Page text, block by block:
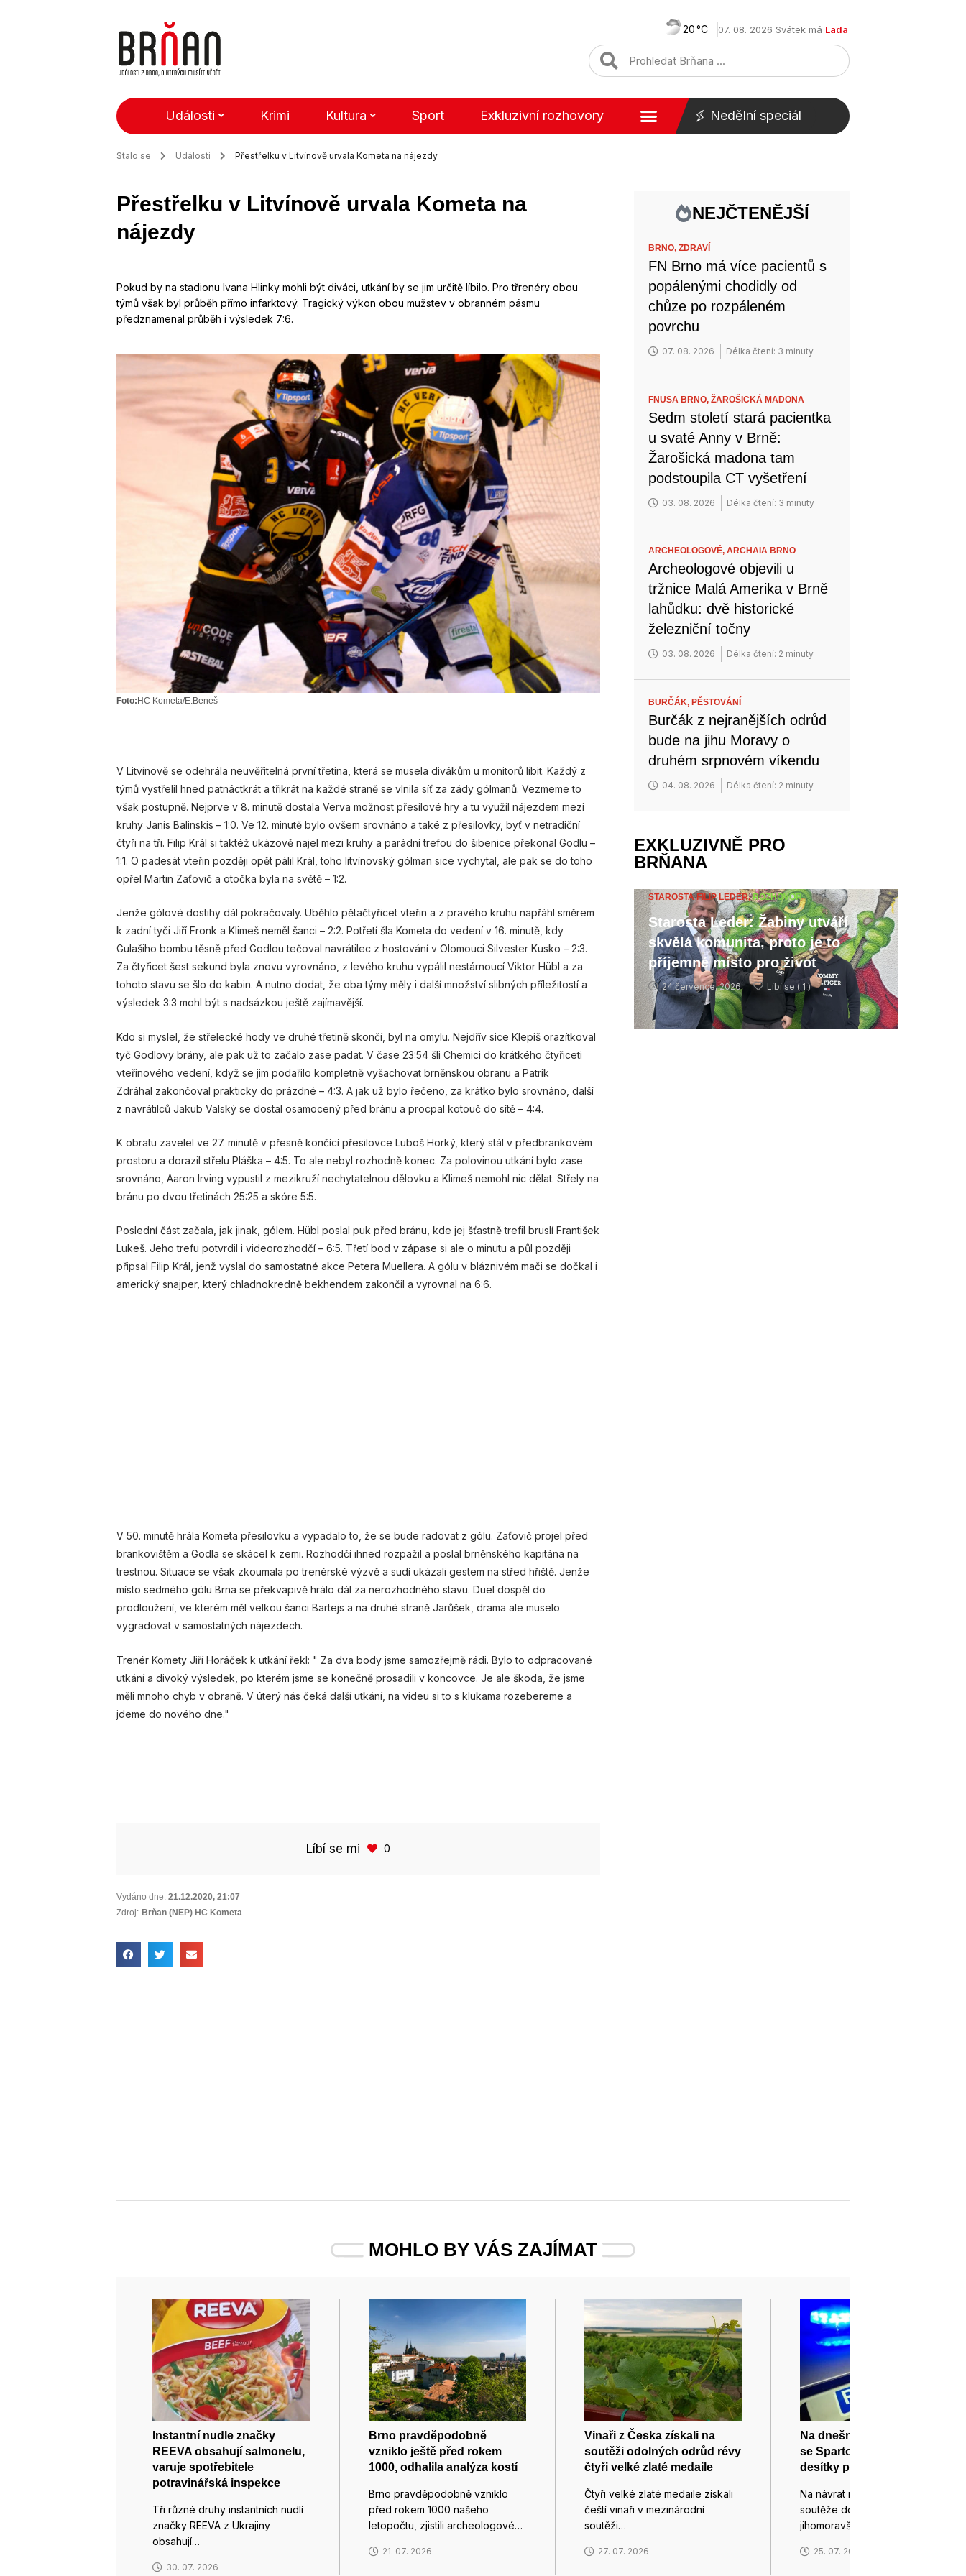
20 07. 08. 2026 Svátek má Lada
Události Krimi Kultura Sport Exkluzivní rozhovory Nedělní speciál
Stalo se Události Přestřelku v Litvínově urvala Kometa na nájezdy
Přestřelku v Litvínově urvala Kometa na
nájezdy
Pokud by na stadionu Ivana Hlinky mohli být diváci, utkání by se jim určitě líbilo. Pro třrenéry obou
týmů však byl průběh přímo infarktový. Tragický výkon obou mužstev v obranném pásmu
předznamenal průběh i výsledek 7:6.
Foto:HC Kometa/E.Beneš
V Litvínově se odehrála neuvěřitelná první třetina, která se musela divákům u monitorů líbit. Každý z
týmů vystřelil hned patnáctkrát a třikrát na každé straně se vlnila síť za zády gólmanů. Vezmeme to
však postupně. Nejprve v 8. minutě dostala Verva možnost přesilové hry a tu využil nájezdem mezi
kruhy Janis Balinskis – 1:0. Ve 12. minutě bylo ovšem srovnáno a také z přesilovky, byť v netradiční
čtyři na tři. Filip Král si taktéž ukázově najel mezi kruhy a parádní trefou do šibenice překonal Godlu –
1:1. O padesát vteřin později opět pálil Král, toho litvínovský gólman sice vychytal, ale pak se do toho
opřel Martin Zaťovič a otočka byla na světě – 1:2.
Jenže gólové dostihy dál pokračovaly. Uběhlo pětačtyřicet vteřin a z pravého kruhu napřáhl směrem
k zadní tyči Jiří Fronk a Klimeš neměl šanci – 2:2. Potřetí šla Kometa do vedení v 16. minutě, kdy
Gulašiho bombu těsně před Godlou tečoval navrátilec z hostování v Olomouci Silvester Kusko – 2:3.
Za čtyřicet šest sekund byla znovu vyrovnáno, z levého kruhu vypálil nestárnoucí Viktor Hübl a za
tohoto stavu se šlo do kabin. A nutno dodat, že oba týmy měly i další množství slibných příležitostí a
výsledek 3:3 mohl být s nadsázkou ještě zajímavější.
Kdo si myslel, že střelecké hody ve druhé třetině skončí, byl na omylu. Nejdřív sice Klepiš orazítkoval
tyč Godlovy brány, ale pak už to začalo zase padat. V čase 23:54 šli Chemici do krátkého čtyřiceti
vteřinového vedení, když se jim podařilo kompletně vyšachovat brněnskou obranu a Patrik
Zdráhal zakončoval prakticky do prázdné – 4:3. A jak už bylo řečeno, za krátko bylo srovnáno, další
z navrátilců Jakub Valský se dostal osamocený před bránu a procpal kotouč do sítě – 4:4.
K obratu zavelel ve 27. minutě v přesně končící přesilovce Luboš Horký, který stál v předbrankovém
prostoru a dorazil střelu Pláška – 4:5. To ale nebyl rozhodně konec. Za polovinou utkání bylo zase
srovnáno, Aaron Irving vypustil z mezikruží nechytatelnou dělovku a Klimeš nemohl nic dělat. Střely na
bránu po dvou třetinách 25:25 a skóre 5:5.
Poslední část začala, jak jinak, gólem. Hübl poslal puk před bránu, kde jej šťastně trefil bruslí František
Lukeš. Jeho trefu potvrdil i videorozhodčí – 6:5. Třetí bod v zápase si ale o minutu a půl později
připsal Filip Král, jenž vyslal do samostatné akce Petera Muellera. A gólu v bláznivém mači se dočkal i
americký snajper, který chladnokredně bekhendem zakončil a vyrovnal na 6:6.
V 50. minutě hrála Kometa přesilovku a vypadalo to, že se bude radovat z gólu. Zaťovič projel před
brankovištěm a Godla se skácel k zemi. Rozhodčí ihned rozpažil a poslal brněnského kapitána na
trestnou. Situace se však zkoumala po trenérské výzvě a sudí ukázali gestem na střed hřiště. Jenže
místo sedmého gólu Brna se překvapivě hrálo dál za nerozhodného stavu. Duel dospěl do
prodloužení, ve kterém měl velkou šanci Bartejs a na druhé straně Jarůšek, drama ale muselo
vygradovat v samostatných nájezdech.
Trenér Komety Jiří Horáček k utkání řekl: " Za dva body jsme samozřejmě rádi. Bylo to odpracované
utkání a divoký výsledek, po kterém jsme se konečně prosadili v koncovce. Je ale škoda, že jsme
měli mnoho chyb v obraně. V úterý nás čeká další utkání, na videu si to s klukama rozebereme a
jdeme do nového dne."
Líbí se mi 0
Vydáno dne: 21.12.2020, 21:07
Zdroj: Brňan (NEP) HC Kometa
NEJČTENĚJŠÍ
BRNO,ZDRAVÍ
FN Brno má více pacientů s
popálenými chodidly od
chůze po rozpáleném
povrchu
07. 08. 2026 Délka čtení: 3 minuty
FNUSA BRNO,ŽAROŠICKÁ MADONA
Sedm století stará pacientka
u svaté Anny v Brně:
Žarošická madona tam
podstoupila CT vyšetření
03. 08. 2026 Délka čtení: 3 minuty
ARCHEOLOGOVÉ,ARCHAIA BRNO
Archeologové objevili u
tržnice Malá Amerika v Brně
lahůdku: dvě historické
železniční točny
03. 08. 2026 Délka čtení: 2 minuty
BURČÁK,PĚSTOVÁNÍ
Burčák z nejranějších odrůd
bude na jihu Moravy o
druhém srpnovém víkendu
04. 08. 2026 Délka čtení: 2 minuty
EXKLUZIVNĚ PRO
BRŇANA
STAROSTA FILIP LEDER,ROZHOVOR
Starosta Leder: Žabiny utváří
skvělá komunita, proto je to
příjemné místo pro život
24 července, 2026 Líbí se ( 1 )
MOHLO BY VÁS ZAJÍMAT
Instantní nudle značky
REEVA obsahují salmonelu,
varuje spotřebitele
potravinářská inspekce
Tři různé druhy instantních nudlí
značky REEVA z Ukrajiny
obsahují…
30. 07. 2026
Brno pravděpodobně
vzniklo ještě před rokem
1000, odhalila analýza kostí
Brno pravděpodobně vzniklo
před rokem 1000 našeho
letopočtu, zjistili archeologové…
21. 07. 2026
Vinaři z Česka získali na
soutěži odolných odrůd révy
čtyři velké zlaté medaile
Čtyři velké zlaté medaile získali
čeští vinaři v mezinárodní
soutěži…
27. 07. 2026
Na dnešní zápas Zbrojovky
se Spartou dohlédnou
desítky policistů a strážníků
Na návrat nejvyšší fotbalové
soutěže do Brna se připravují
jihomoravští…
25. 07. 2026